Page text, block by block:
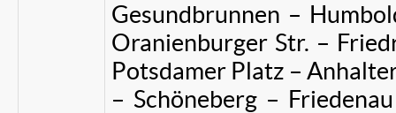
Gesundbrunnen –
Oranienburger Str. –
Potsdamer Platz –
– Schöneberg –